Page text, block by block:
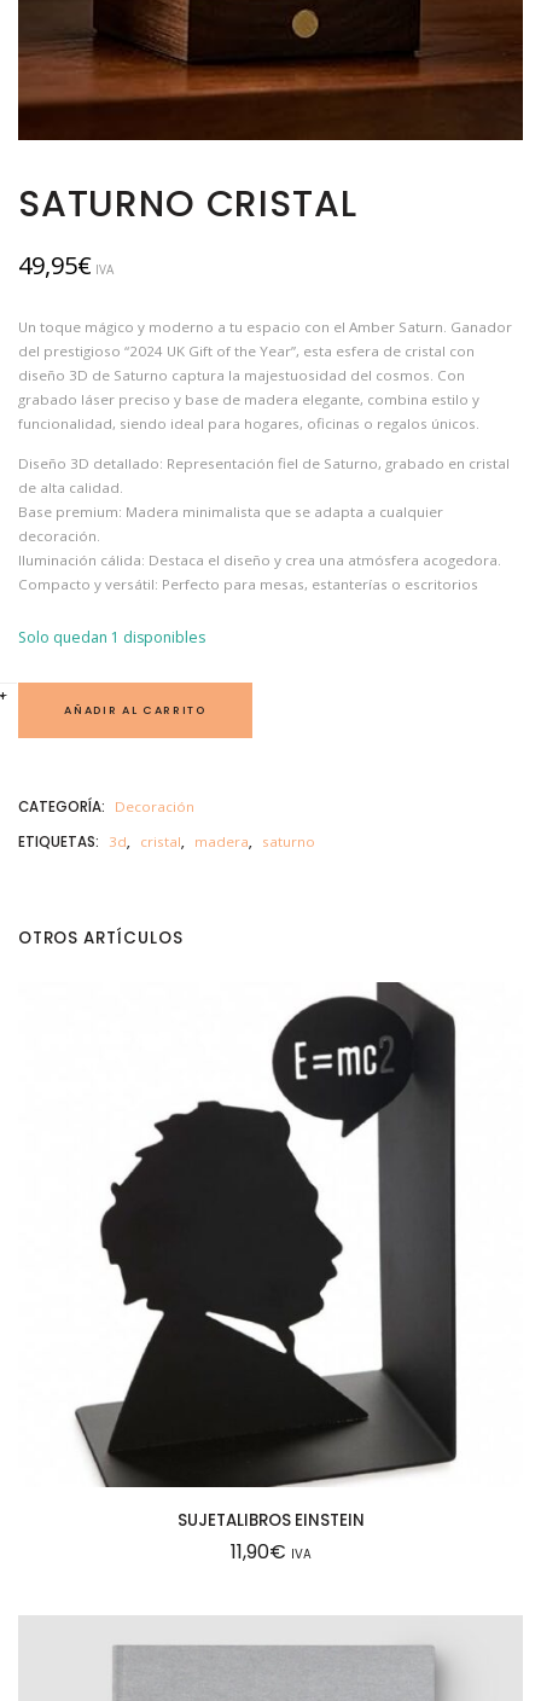
SATURNO CRISTAL
49,95€ IVA
Un toque mágico y moderno a tu espacio con el Amber Saturn. Ganador
del prestigioso “2024 UK Gift of the Year”, esta esfera de cristal con
diseño 3D de Saturno captura la majestuosidad del cosmos. Con
grabado láser preciso y base de madera elegante, combina estilo y
funcionalidad, siendo ideal para hogares, oficinas o regalos únicos.
Diseño 3D detallado: Representación fiel de Saturno, grabado en cristal
de alta calidad.
Base premium: Madera minimalista que se adapta a cualquier
decoración.
Iluminación cálida: Destaca el diseño y crea una atmósfera acogedora.
Compacto y versátil: Perfecto para mesas, estanterías o escritorios
Solo quedan 1 disponibles
U
C
I
a
-
AÑADIR AL CARRITO
CATEGORÍA: Decoración
ETIQUETAS: 3d, cristal, madera, saturno
OTROS ARTÍCULOS
SUJETALIBROS EINSTEIN
11,90€ IVA